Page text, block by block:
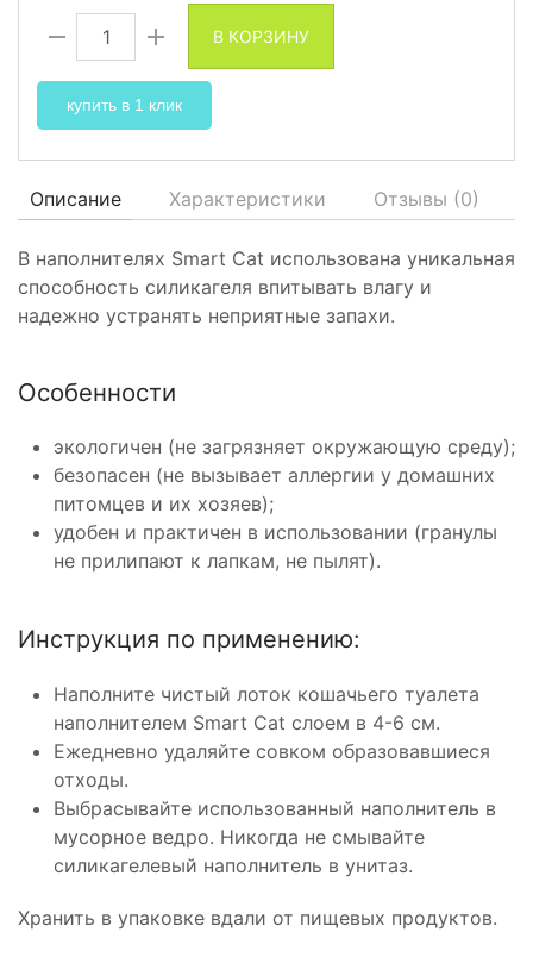
В КОРЗИНУ
купить в 1 клик
Описание Характеристики Отзывы (0)
В наполнителях Smart Cat использована уникальная
способность силикагеля впитывать влагу и
надежно устранять неприятные запахи.
Особенности
экологичен (не загрязняет окружающую среду);
безопасен (не вызывает аллергии у домашних
питомцев и их хозяев);
удобен и практичен в использовании (гранулы
не прилипают к лапкам, не пылят).
Инструкция по применению:
Наполните чистый лоток кошачьего туалета
наполнителем Smart Cat слоем в 4-6 см.
Ежедневно удаляйте совком образовавшиеся
отходы.
Выбрасывайте использованный наполнитель в
мусорное ведро. Никогда не смывайте
силикагелевый наполнитель в унитаз.
Хранить в упаковке вдали от пищевых продуктов.